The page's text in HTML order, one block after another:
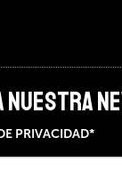
PRIVACIDAD*